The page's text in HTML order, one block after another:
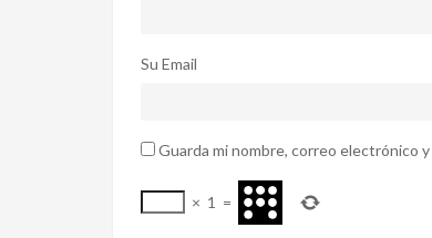
Su Email
Guarda mi nombre, correo electrónico
× 1 =